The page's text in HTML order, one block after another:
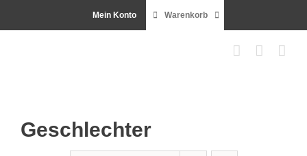
Mein Konto Warenkorb
Geschlechter